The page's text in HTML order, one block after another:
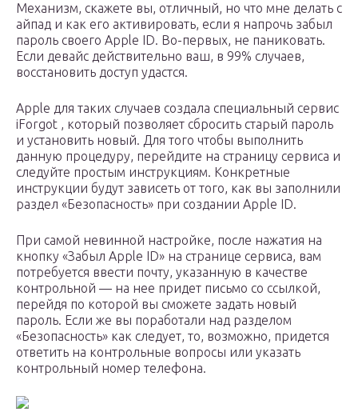
Механизм, скажете вы, отличный, но что мне делать с
айпад и как его активировать, если я напрочь забыл
пароль своего Apple ID. Во-первых, не паниковать.
Если девайс действительно ваш, в 99% случаев,
восстановить доступ удастся.
Apple для таких случаев создала специальный сервис
iForgot , который позволяет сбросить старый пароль
и установить новый. Для того чтобы выполнить
данную процедуру, перейдите на страницу сервиса и
следуйте простым инструкциям. Конкретные
инструкции будут зависеть от того, как вы заполнили
раздел «Безопасность» при создании Apple ID.
При самой невинной настройке, после нажатия на
кнопку «Забыл Apple ID» на странице сервиса, вам
потребуется ввести почту, указанную в качестве
контрольной — на нее придет письмо со ссылкой,
перейдя по которой вы сможете задать новый
пароль. Если же вы поработали над разделом
«Безопасность» как следует, то, возможно, придется
ответить на контрольные вопросы или указать
контрольный номер телефона.